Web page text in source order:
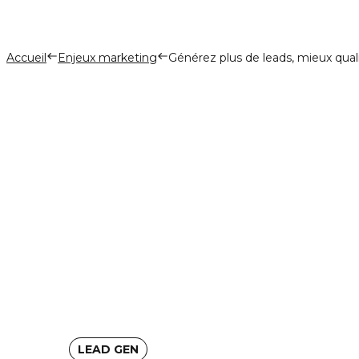
Accueil Enjeux marketing Générez plus de leads, mieux
LEAD GEN